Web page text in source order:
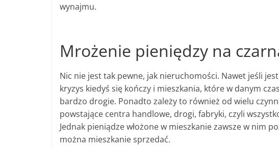
wynajmu.
Mrożenie pieniędzy na
Nic nie jest tak pewne, jak nieruchomości. Nawet jeśli
kryzys kiedyś się kończy i mieszkania, które w danym
bardzo drogie. Ponadto zależy to również od wielu
powstające centra handlowe, drogi, fabryki, czyli
Jednak pieniądze włożone w mieszkanie zawsze w nim
można mieszkanie sprzedać.